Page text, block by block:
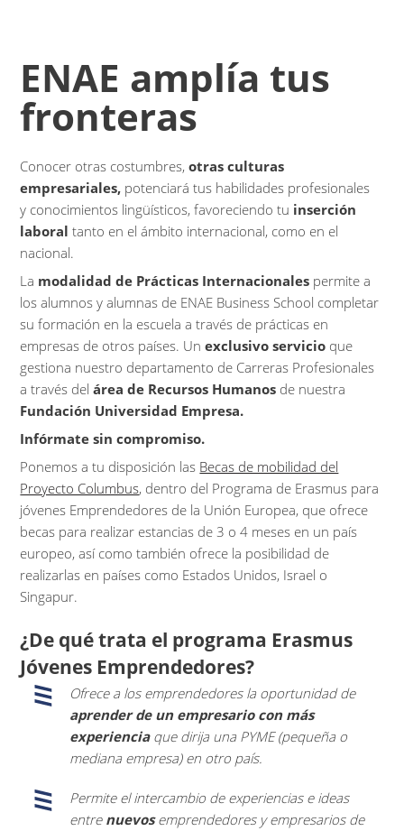
ENAE amplía tus
fronteras
Conocer otras costumbres,otras culturas
empresariales, potenciará tus habilidades profesionales
y conocimientos lingüísticos, favoreciendo tu inserción
laboral tanto en el ámbito internacional, como en el
nacional.
La modalidad de Prácticas Internacionales permite a
los alumnos y alumnas de ENAE Business School completar
su formación en la escuela a través de prácticas en
empresas de otros países. Unexclusivo servicio que
gestiona nuestro departamento de Carreras Profesionales
a través delárea de Recursos Humanos de nuestra
Fundación Universidad Empresa.
Infórmate sin compromiso.
Ponemos a tu disposición las Becas de mobilidad del
Proyecto Columbus, dentro del Programa de Erasmus para
jóvenes Emprendedores de la Unión Europea, que ofrece
becas para realizar estancias de 3 o 4 meses en un país
europeo, así como también ofrece la posibilidad de
realizarlas en países como Estados Unidos, Israel o
Singapur.
¿De qué trata el programa Erasmus
Jóvenes Emprendedores?
Ofrece a los emprendedores la oportunidad de
aprender de un empresario con más
experiencia que dirija una PYME (pequeña o
mediana empresa) en otro país.
Permite el intercambio de experiencias e ideas
entre nuevosemprendedores y empresarios de